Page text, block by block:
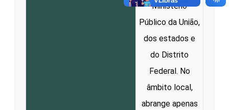
Ministério
Público da União,
dos estados e
do Distrito
Federal. No
âmbito local,
abrange apenas